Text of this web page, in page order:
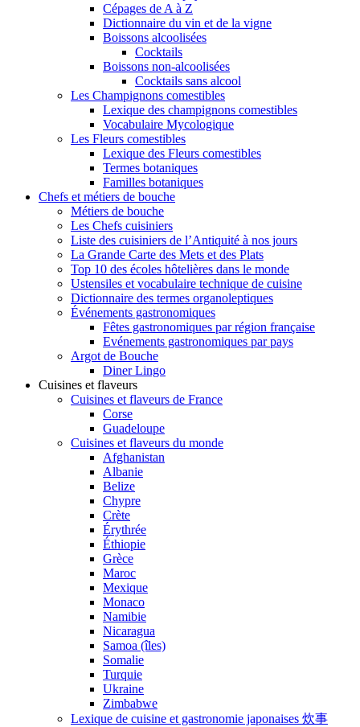
Cépages de A à Z
Dictionnaire du vin et de la vigne
Boissons alcoolisées
Cocktails
Boissons non-alcoolisées
Cocktails sans alcool
Les Champignons comestibles
Lexique des champignons comestibles
Vocabulaire Mycologique
Les Fleurs comestibles
Lexique des Fleurs comestibles
Termes botaniques
Familles botaniques
Chefs et métiers de bouche
Métiers de bouche
Les Chefs cuisiniers
Liste des cuisiniers de l’Antiquité à nos jours
La Grande Carte des Mets et des Plats
Top 10 des écoles hôtelières dans le monde
Ustensiles et vocabulaire technique de cuisine
Dictionnaire des termes organoleptiques
Événements gastronomiques
Fêtes gastronomiques par région française
Evénements gastronomiques par pays
Argot de Bouche
Diner Lingo
Cuisines et flaveurs
Cuisines et flaveurs de France
Corse
Guadeloupe
Cuisines et flaveurs du monde
Afghanistan
Albanie
Belize
Chypre
Crète
Érythrée
Éthiopie
Grèce
Maroc
Mexique
Monaco
Namibie
Nicaragua
Samoa (îles)
Somalie
Turquie
Ukraine
Zimbabwe
Lexique de cuisine et gastronomie japonaises 炊事